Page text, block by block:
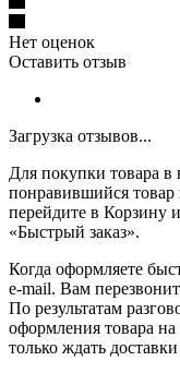
Нет оценок
Оставить отзыв
Загрузка отзывов...
Для покупки товара в
понравившийся товар
перейдите в Корзину
«Быстрый заказ».
Когда оформляете
e-mail. Вам
По результатам
оформления товара
только ждать